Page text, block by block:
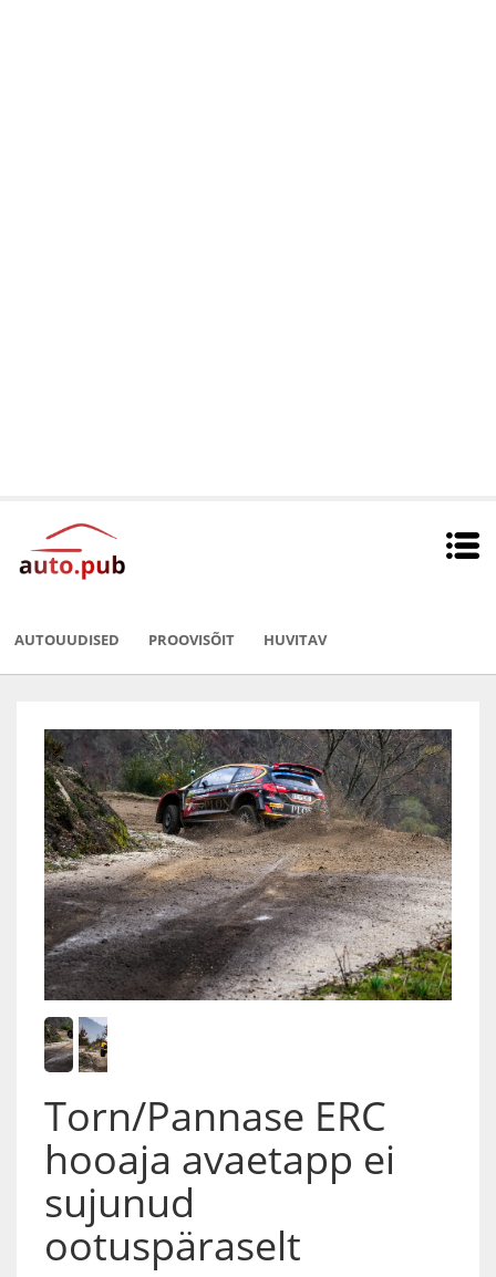
AUTOUUDISED PROOVISÕIT HUVITAV
Torn/Pannase ERC
hooaja avaetapp ei
sujunud
ootuspäraselt